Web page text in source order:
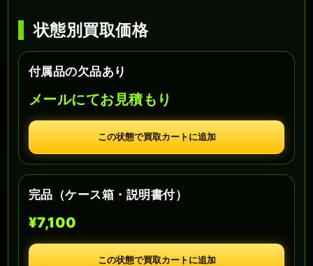
状態別買取価格
付属品の欠品あり
メールにてお見積もり
この状態で買取カートに追加
完品（ケース箱・説明書付）
¥7,100
この状態で買取カートに追加